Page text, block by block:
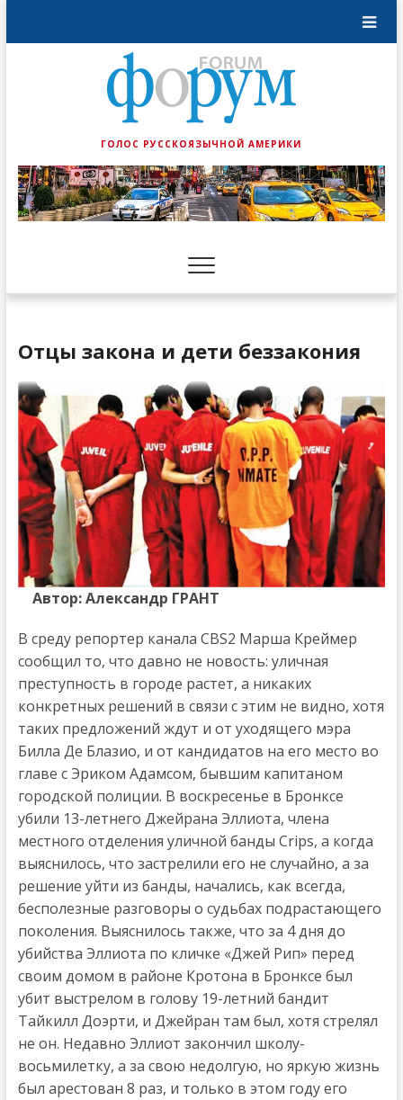
ГОЛОС РУССКОЯЗЫЧНОЙ АМЕРИКИ
Отцы закона и дети беззакония
Автор: Александр ГРАНТ
В среду репортер канала CBS2 Марша Креймер
сообщил то, что давно не новость: уличная
преступность в городе растет, а никаких
конкретных решений в связи с этим не видно, хотя
таких предложений ждут и от уходящего мэра
Билла Де Блазио, и от кандидатов на его место во
главе с Эриком Адамсом, бывшим капитаном
городской полиции. В воскресенье в Бронксе
убили 13-летнего Джейрана Эллиота, члена
местного отделения уличной банды Crips, а когда
выяснилось, что застрелили его не случайно, а за
решение уйти из банды, начались, как всегда,
бесполезные разговоры о судьбах подрастающего
поколения. Выяснилось также, что за 4 дня до
убийства Эллиота по кличке «Джей Рип» перед
своим домом в районе Кротона в Бронксе был
убит выстрелом в голову 19-летний бандит
Тайкилл Доэрти, и Джейран там был, хотя стрелял
не он. Недавно Эллиот закончил школу-
восьмилетку, а за свою недолгую, но яркую жизнь
был арестован 8 раз, и только в этом году его